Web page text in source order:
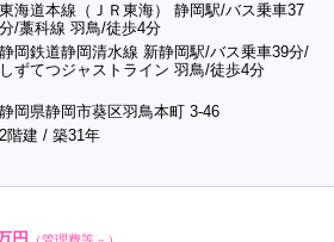
東海道本線（ＪＲ東海） 静岡駅/バス乗車37
分/藁科線 羽鳥/徒歩4分
静岡鉄道静岡清水線 新静岡駅/バス乗車39分/
しずてつジャストライン 羽鳥/徒歩4分
静岡県静岡市葵区羽鳥本町 3-46
2階建 / 築31年